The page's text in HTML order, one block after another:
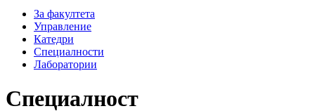
За факултета
Управление
Катедри
Специалности
Лаборатории
Специалност